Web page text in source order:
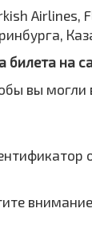
Airlines,
на
вы